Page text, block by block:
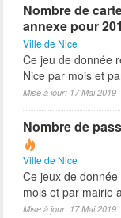
Nombre de
annexe pour
Ville de Nice
Ce jeu de donnée
Nice par mois et
Mise à jour: 17 Mai 2019
Nombre de
Ville de Nice
Ce jeux de
mois et par mairie
Mise à jour: 17 Mai 2019